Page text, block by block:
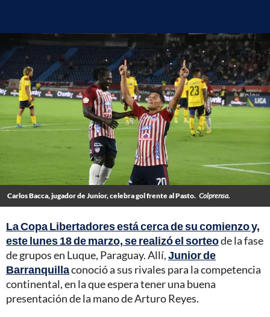
Carlos Bacca, jugador de Junior, celebra gol frente al Pasto. Colprensa.
La Copa Libertadores está cerca de su comienzo y,
este lunes 18 de marzo, se realizó el sorteode la fase
de grupos en Luque, Paraguay. Allí,Junior de
Barranquillaconoció a sus rivales para la competencia
continental, en la que espera tener una buena
presentación de la mano de Arturo Reyes.